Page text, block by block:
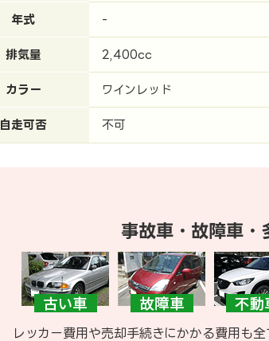
年式 -
排気量 2,400cc
カラー ワインレッド
自走可否 不可
事故車・故障車・
レッカー費用や売却手続きにかかる費用も